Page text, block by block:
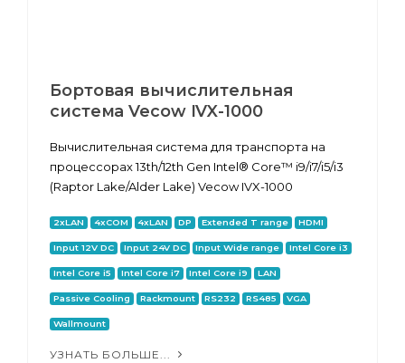
Бортовая вычислительная
система Vecow IVX-1000
Вычислительная система для транспорта на
процессорах 13th/12th Gen Intel® Core™ i9/i7/i5/i3
(Raptor Lake/Alder Lake) Vecow IVX-1000
2xLAN 4xCOM 4xLAN DP Extended T range HDMI
Input 12V DC Input 24V DC Input Wide range Intel Core i3
Intel Core i5 Intel Core i7 Intel Core i9 LAN
Passive Cooling Rackmount RS232 RS485 VGA
Wallmount
УЗНАТЬ БОЛЬШЕ...